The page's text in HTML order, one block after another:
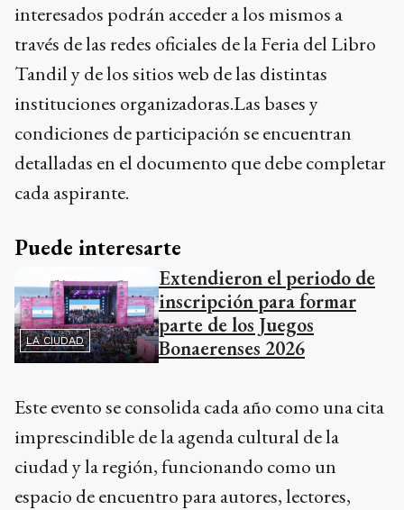
interesados podrán acceder a los mismos a
través de las redes oficiales de la Feria del Libro
Tandil y de los sitios web de las distintas
instituciones organizadoras.Las bases y
condiciones de participación se encuentran
detalladas en el documento que debe completar
cada aspirante.
Puede interesarte
LA CIUDAD
Extendieron el periodo de
inscripción para formar
parte de los Juegos
Bonaerenses 2026
Este evento se consolida cada año como una cita
imprescindible de la agenda cultural de la
ciudad y la región, funcionando como un
espacio de encuentro para autores, lectores,